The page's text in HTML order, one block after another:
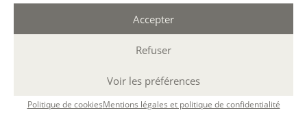
Accepter
Refuser
Voir les préférences
Politique de cookiesMentions légales et politique de confidentialité
Désolé, la réservation en ligne pour cette